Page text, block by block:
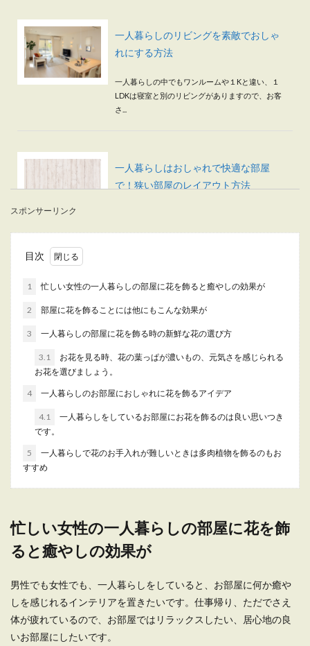
一人暮らしのリビングを素敵でおしゃ
れにする方法
一人暮らしの中でもワンルームや１Kと違い、１
LDKは寝室と別のリビングがありますので、お客
さ...
一人暮らしはおしゃれで快適な部屋
で！狭い部屋のレイアウト方法
ると便利な理由と選び方
疑問はあると思います。 部屋が狭くなるのであま
ンテリアの選び方と配置方法
なら、ベッドが重要なポイント
かしていかなくてはいけません。 ですので、出
スポンサーリンク
目次
1 忙しい女性の一人暮らしの部屋に花を飾ると癒やしの効果が
2 部屋に花を飾ることには他にもこんな効果が
3 一人暮らしの部屋に花を飾る時の新鮮な花の選び方
3.1
お花を見る時、花の葉っぱが濃いもの、元気さを感じられる
お花を選びましょう。
4 一人暮らしのお部屋におしゃれに花を飾るアイデア
4.1
一人暮らしをしているお部屋にお花を飾るのは良い思いつき
です。
5
一人暮らしで花のお手入れが難しいときは多肉植物を飾るのもお
すすめ
忙しい女性の一人暮らしの部屋に花を飾
ると癒やしの効果が
男性でも女性でも、一人暮らしをしていると、お部屋に何か癒や
しを感じれるインテリアを置きたいです。仕事帰り、ただでさえ
体が疲れているので、お部屋ではリラックスしたい、居心地の良
いお部屋にしたいです。